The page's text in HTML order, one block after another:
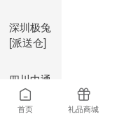
深圳极兔
[派送仓]
四川中通
[派送仓]
首页 礼品商城